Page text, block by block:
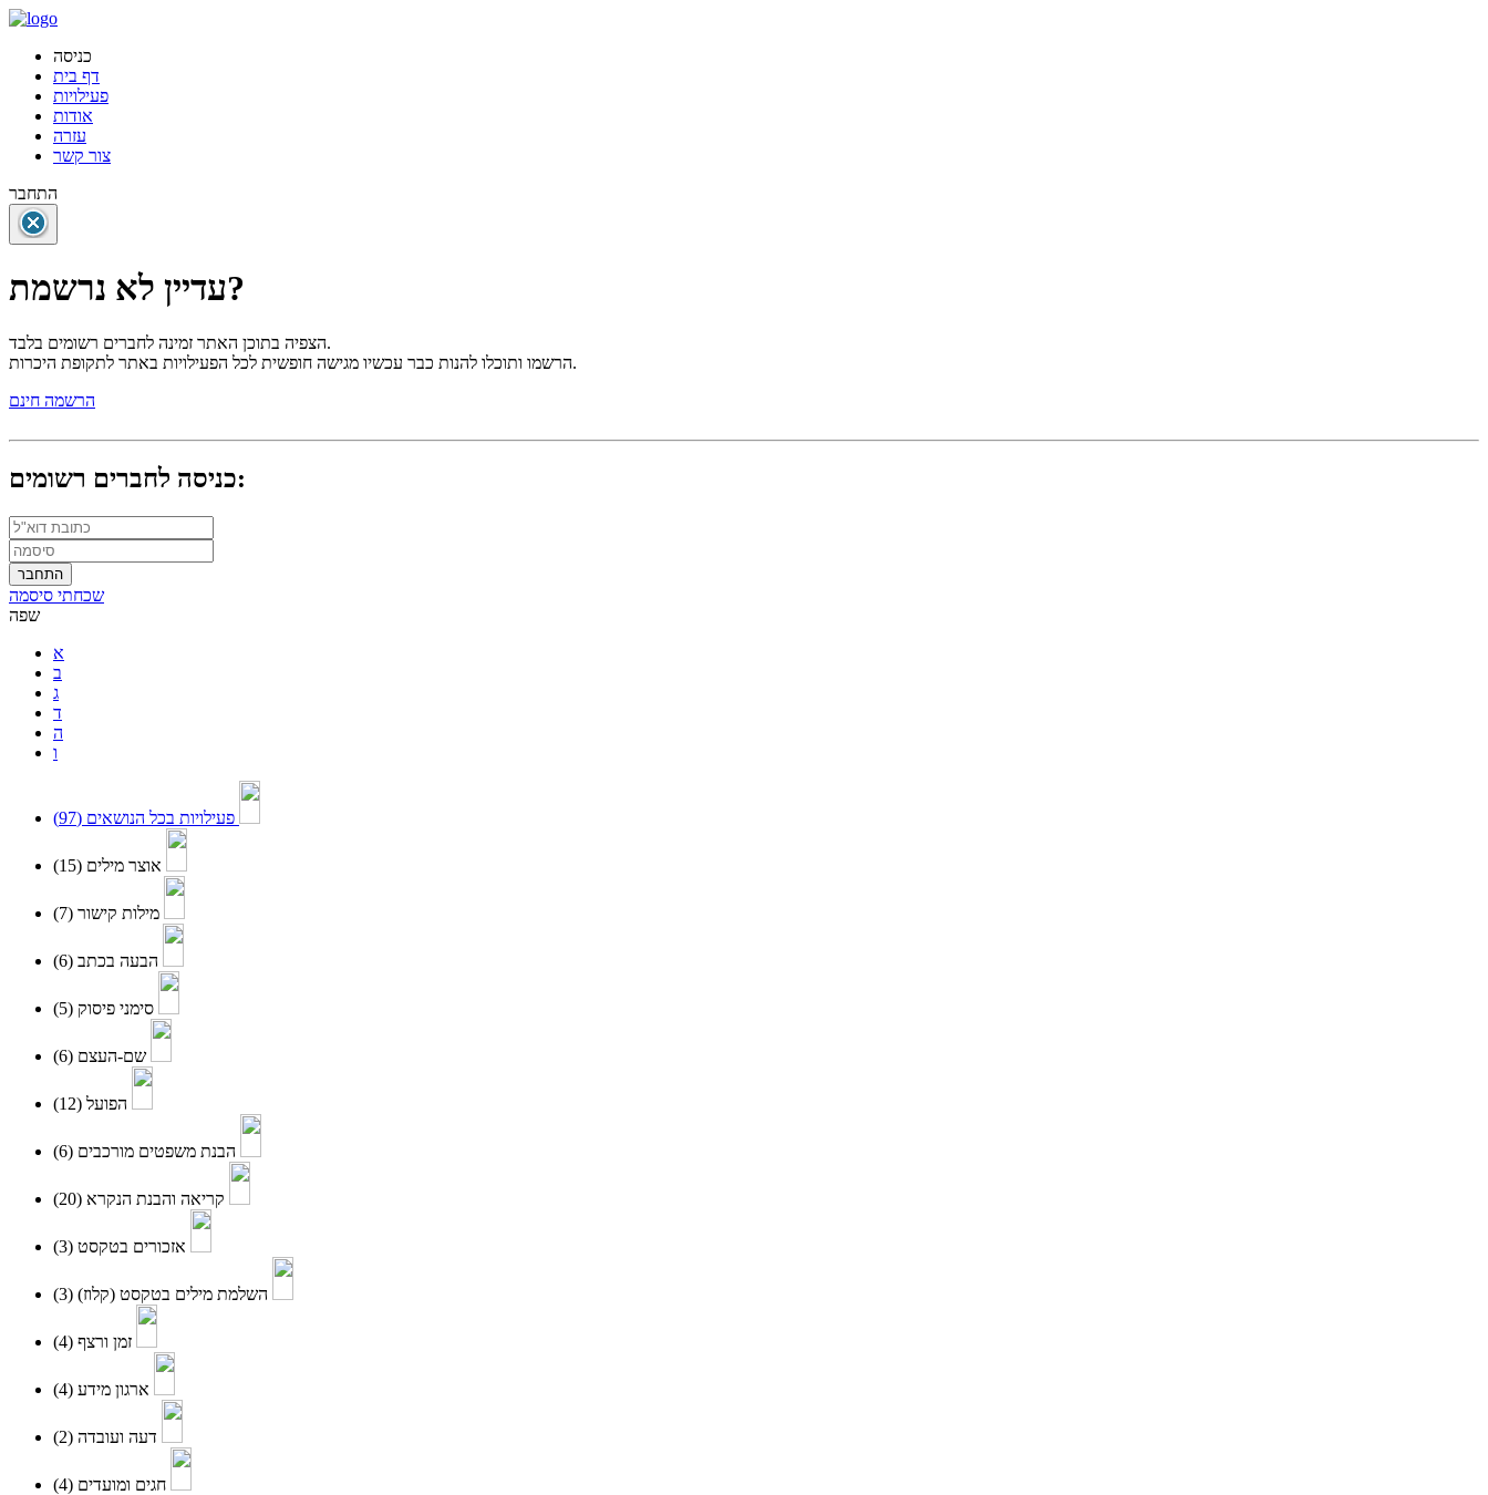
כניסה
דף בית
פעילויות
אודות
עזרה
צור קשר
התחבר
עדיין לא נרשמת?
הצפיה בתוכן האתר זמינה לחברים רשומים בלבד.
הרשמו ותוכלו להנות כבר עכשיו מגישה חופשית לכל הפעילויות באתר לתקופת היכרות.
הרשמה חינם
כניסה לחברים רשומים:
התחבר
שכחתי סיסמה
שפה
א
ב
ג
ד
ה
ו
פעילויות בכל הנושאים
אוצר מילים
מילות קישור
הבעה בכתב
סימני פיסוק
שם-העצם
הפועל
הבנת משפטים מורכבים
קריאה והבנת הנקרא
אזכורים בטקסט
השלמת מילים בטקסט (קלוז)
זמן ורצף
ארגון מידע
דעה ועובדה
חגים ומועדים